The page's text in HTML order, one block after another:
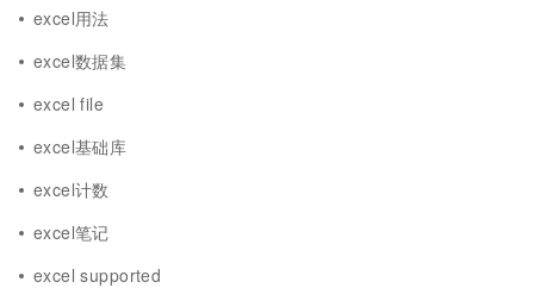
excel用法
excel数据集
excel file
excel基础库
excel计数
excel笔记
excel supported